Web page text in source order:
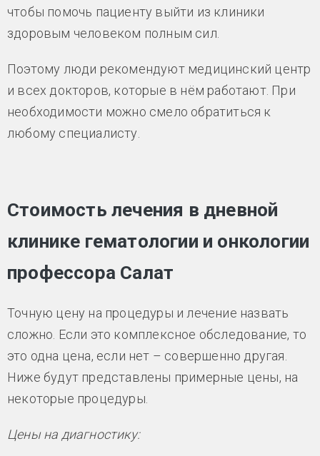
чтобы помочь пациенту выйти из клиники
здоровым человеком полным сил.
Поэтому люди рекомендуют медицинский центр
и всех докторов, которые в нём работают. При
необходимости можно смело обратиться к
любому специалисту.
Стоимость лечения в дневной
клинике гематологии и онкологии
профессора Салат
Точную цену на процедуры и лечение назвать
сложно. Если это комплексное обследование, то
это одна цена, если нет – совершенно другая.
Ниже будут представлены примерные цены, на
некоторые процедуры.
Цены на диагностику: